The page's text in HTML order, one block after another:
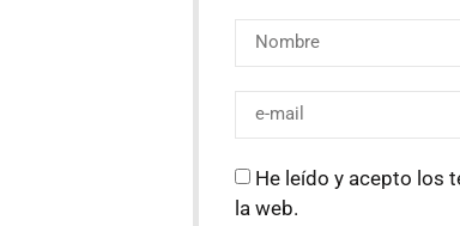
He leído y acepto los
la web.